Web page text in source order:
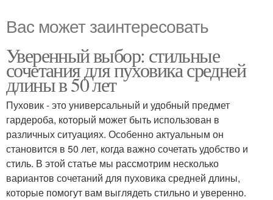
Вас может заинтересовать
Уверенный выбор: стильные
сочетания для пуховика средней
длины в 50 лет
Пуховик - это универсальный и удобный предмет
гардероба, который может быть использован в
различных ситуациях. Особенно актуальным он
становится в 50 лет, когда важно сочетать удобство и
стиль. В этой статье мы рассмотрим несколько
вариантов сочетаний для пуховика средней длины,
которые помогут вам выглядеть стильно и уверенно.